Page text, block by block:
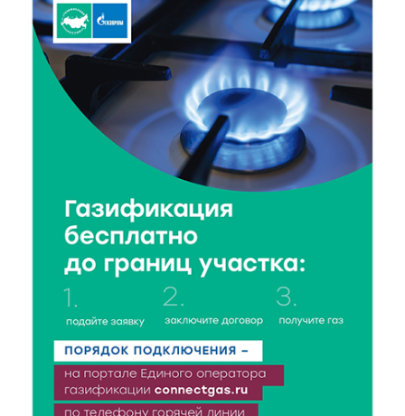
7 Авг 2026 14:46
Медицина стала самым популярным направлением у
абитуриентов в 2026 году
7 Авг 2026 14:31 117
От сортировки мусора до жилья для ветеранов СВО:
Владимир Васильев посетил СНТ в Твери
143
Владимир Васильев получил удостоверение
кандидата в депутаты Госдумы IX созыва
7 Авг 2026 13:32 204
В Старице состоится бесплатный фестиваль
авиамоделей
7 Авг 2026 13:02 177
Как уберечься от клещей: рекомендации
Роспотребнадзора и текущая статистика